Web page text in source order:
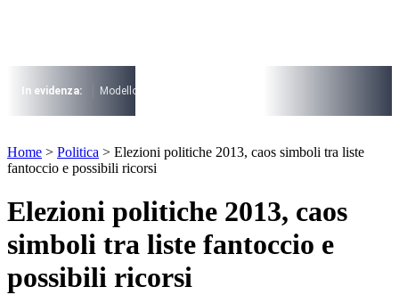
I più cercati
Lorem ipsum dolor sit amet consectetur
Lorem ipsum dolor sit amet consectetur
In evidenza: Modello 730
Lorem ipsum dolor sit amet consectetur
Home > Politica > Elezioni politiche 2013, caos simboli tra liste
fantoccio e possibili ricorsi
Elezioni politiche 2013, caos
simboli tra liste fantoccio e
possibili ricorsi